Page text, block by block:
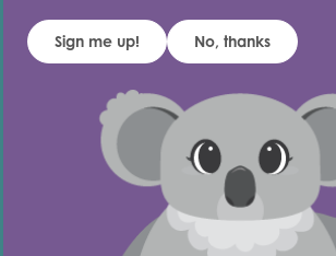
Cuidados intensivos para adultos
Cuidados intensivos neonatales
Cuidados perioperatorios
Todos los productos
Formación
Oxigenoterapia de alto flujo
Sign me up! No, thanks